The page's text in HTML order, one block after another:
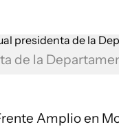
de la
Amplio en